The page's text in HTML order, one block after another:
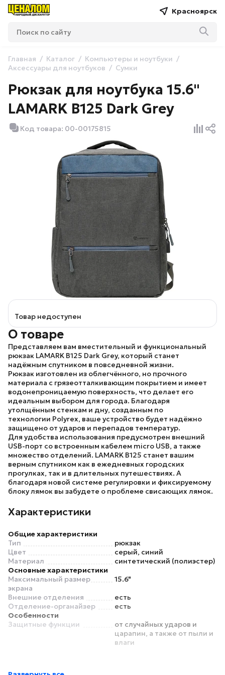
Красноярск
Главная Каталог
Компьютеры и ноутбуки
Аксессуары для ноутбуков
Сумки
Рюкзак для ноутбука 15.6"
LAMARK B125 Dark Grey
Код товара: 00-00175815
Товар недоступен
О товаре
Представляем вам вместительный и функциональный
рюкзак LAMARK B125 Dark Grey, который станет
надёжным спутником в повседневной жизни.
Рюкзак изготовлен из облегчённого, но прочного
материала с грязеотталкивающим покрытием и имеет
водонепроницаемую поверхность, что делает его
идеальным выбором для города. Благодаря
утолщённым стенкам и дну, созданным по
технологии Polyrex, ваше устройство будет надёжно
защищено от ударов и перепадов температур.
Для удобства использования предусмотрен внешний
USB-порт со встроенным кабелем micro USB, а также
множество отделений. LAMARK B125 станет вашим
верным спутником как в ежедневных городских
прогулках, так и в длительных путешествиях. А
благодаря новой системе регулировки и фиксируемому
блоку лямок вы забудете о проблеме свисающих лямок.
Характеристики
Общие характеристики
Тип
рюкзак
Цвет
серый, синий
Материал
синтетический (полиэстер)
Основные характеристики
Максимальный размер
экрана
15.6"
Внешние отделения
есть
Отделение-органайзер
есть
Особенности
Защитные функции
от случайных ударов и
царапин, а также от пыли и
влаги